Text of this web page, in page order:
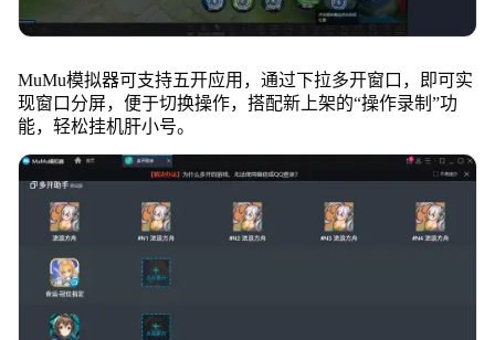
MuMu模拟器可支持五开应用，通过下拉多开窗口，即可实
现窗口分屏，便于切换操作，搭配新上架的“操作录制”功
能，轻松挂机肝小号。